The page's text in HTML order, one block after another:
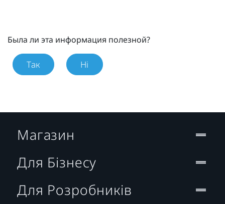
Была ли эта информация полезной?
Так Ні
Магазин
Для Бізнесу
Для Розробників